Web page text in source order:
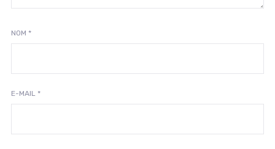
NOM *
E-MAIL *